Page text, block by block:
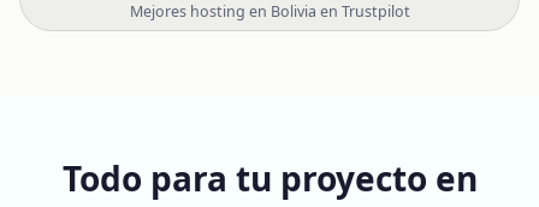
Mejores hosting en Bolivia en Trustpilot
Todo para tu proyecto en